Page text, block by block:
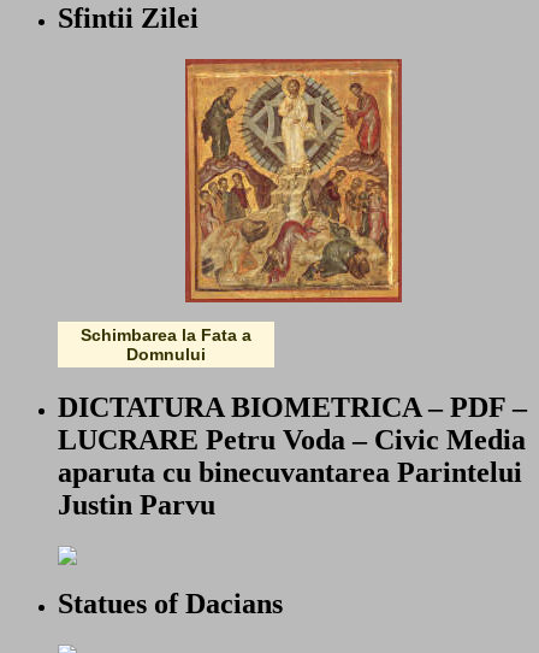
Sfintii Zilei
Schimbarea la Fata a
Domnului
DICTATURA BIOMETRICA – PDF –
LUCRARE Petru Voda – Civic Media
aparuta cu binecuvantarea Parintelui
Justin Parvu
Statues of Dacians